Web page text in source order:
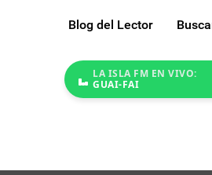
Blog del Lector
LA ISLA FM EN VIVO:
GUAI-FAI